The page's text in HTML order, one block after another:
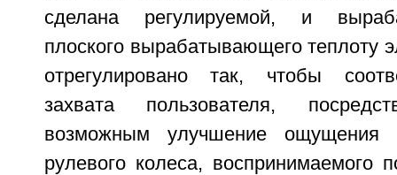
сделана регулируемой, и
плоского вырабатывающего теплоту
отрегулировано так, чтобы
захвата пользователя,
возможным улучшение ощущения
рулевого колеса, воспринимаемого